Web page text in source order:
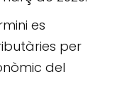
es
per
del